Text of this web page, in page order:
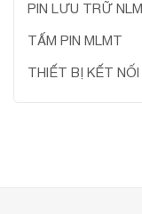
PIN LƯU TRỮ
TẤM PIN MLMT
THIẾT BỊ KẾT